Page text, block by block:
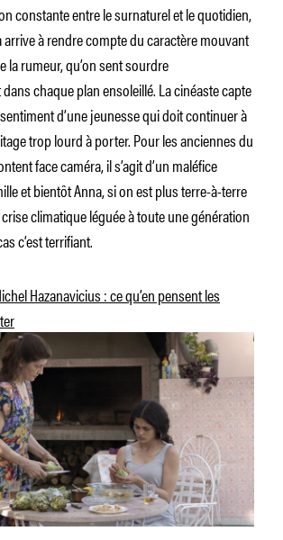
constante entre le surnaturel et le quotidien,
arrive à rendre compte du caractère mouvant
la rumeur, qu’on sent sourdre
chaque plan ensoleillé. La cinéaste capte
d’une jeunesse qui doit continuer à
trop lourd à porter. Pour les anciennes du
face caméra, il s’agit d’un maléfice
et bientôt Anna, si on est plus terre-à-terre
climatique léguée à toute une génération
c’est terrifiant.
Hazanavicius : ce qu’en pensent les